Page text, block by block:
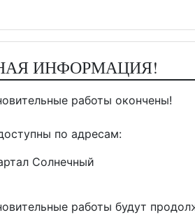
ИНФОРМАЦИЯ!
работы окончены!
по адресам:
Солнечный
работы будут